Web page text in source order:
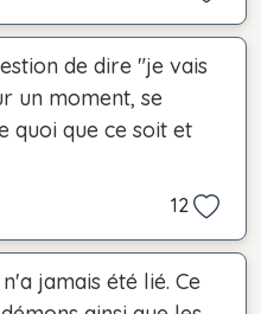
de dire "je vais
un moment, se
quoi que ce soit et
12
jamais été lié. Ce